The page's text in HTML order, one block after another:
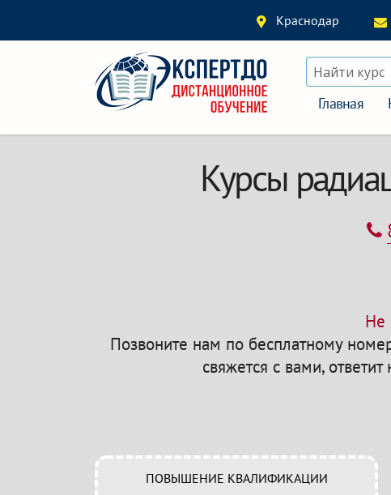
Краснодар
Найти курс
Главная
Курсы
Не
Позвоните нам по бесплатному
свяжется с вами,
ПОВЫШЕНИЕ КВАЛИФИКАЦИИ